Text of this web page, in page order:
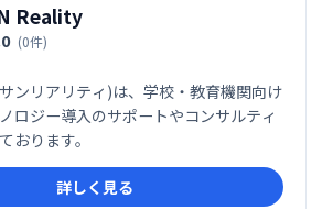
Reality
(0件)
ンリアリティ)は、学校・教育機関向け
ロジー導入のサポートやコンサルティ
おります。
詳しく見る